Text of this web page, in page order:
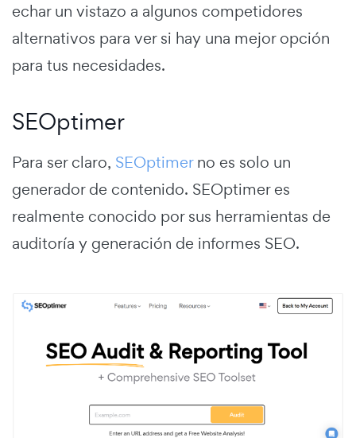
echar un vistazo a algunos competidores
alternativos para ver si hay una mejor opción
para tus necesidades.
SEOptimer
Para ser claro, SEOptimerno es solo un
generador de contenido. SEOptimer es
realmente conocido por sus herramientas de
auditoría y generación de informes SEO.